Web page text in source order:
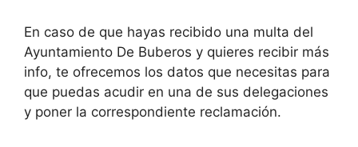
En caso de que hayas recibido una multa del
Ayuntamiento De Buberos y quieres recibir más
info, te ofrecemos los datos que necesitas para
que puedas acudir en una de sus delegaciones
y poner la correspondiente reclamación.